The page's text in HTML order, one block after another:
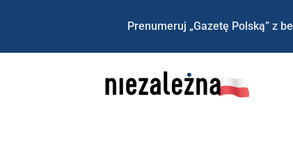
Prenumeruj „Gazetę Polską” z